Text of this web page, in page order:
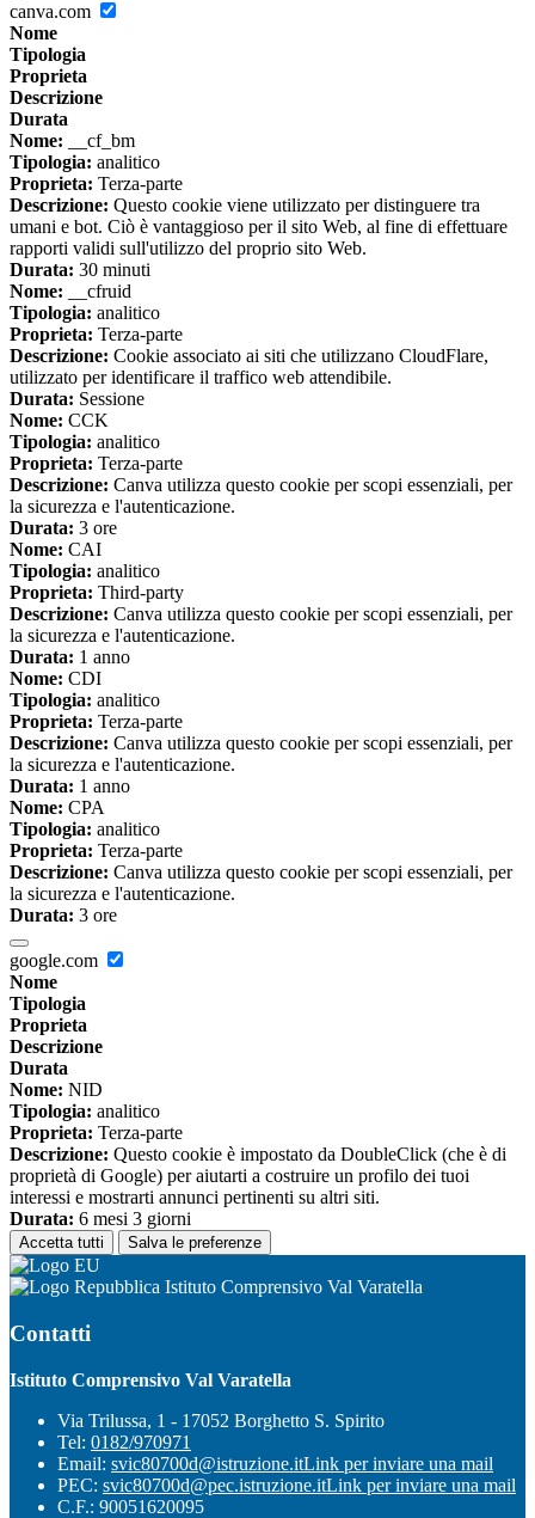
canva.com
Nome
Tipologia
Proprieta
Descrizione
Durata
Nome: __cf_bm
Tipologia: analitico
Proprieta: Terza-parte
Descrizione: Questo cookie viene utilizzato per distinguere tra
umani e bot. Ciò è vantaggioso per il sito Web, al fine di effettuare
rapporti validi sull'utilizzo del proprio sito Web.
Durata: 30 minuti
Nome: __cfruid
Tipologia: analitico
Proprieta: Terza-parte
Descrizione: Cookie associato ai siti che utilizzano CloudFlare,
utilizzato per identificare il traffico web attendibile.
Durata: Sessione
Nome: CCK
Tipologia: analitico
Proprieta: Terza-parte
Descrizione: Canva utilizza questo cookie per scopi essenziali, per
la sicurezza e l'autenticazione.
Durata: 3 ore
Nome: CAI
Tipologia: analitico
Proprieta: Third-party
Descrizione: Canva utilizza questo cookie per scopi essenziali, per
la sicurezza e l'autenticazione.
Durata: 1 anno
Nome: CDI
Tipologia: analitico
Proprieta: Terza-parte
Descrizione: Canva utilizza questo cookie per scopi essenziali, per
la sicurezza e l'autenticazione.
Durata: 1 anno
Nome: CPA
Tipologia: analitico
Proprieta: Terza-parte
Descrizione: Canva utilizza questo cookie per scopi essenziali, per
la sicurezza e l'autenticazione.
Durata: 3 ore
google.com
Nome
Tipologia
Proprieta
Descrizione
Durata
Nome: NID
Tipologia: analitico
Proprieta: Terza-parte
Descrizione: Questo cookie è impostato da DoubleClick (che è di
proprietà di Google) per aiutarti a costruire un profilo dei tuoi
interessi e mostrarti annunci pertinenti su altri siti.
Durata: 6 mesi 3 giorni
Accetta tutti Salva le preferenze
Istituto Comprensivo Val Varatella
Contatti
Istituto Comprensivo Val Varatella
Via Trilussa, 1 - 17052 Borghetto S. Spirito
Tel: 0182/970971
Email: svic80700d@istruzione.itLink per inviare una mail
PEC: svic80700d@pec.istruzione.itLink per inviare una mail
C.F.: 90051620095